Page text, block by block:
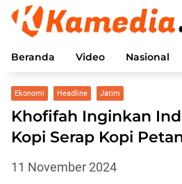
Langsung
konten
Beranda Video Nasional
Ekonomi Headline Jatim
Khofifah Inginkan
Kopi Serap Kopi
11 November 2024